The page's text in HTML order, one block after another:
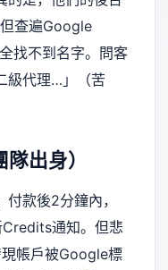
查遍Google
找不到名字。問客
級代理…」（苦
出身）
款後2分鐘內，
通知。但悲
帳戶被Google標